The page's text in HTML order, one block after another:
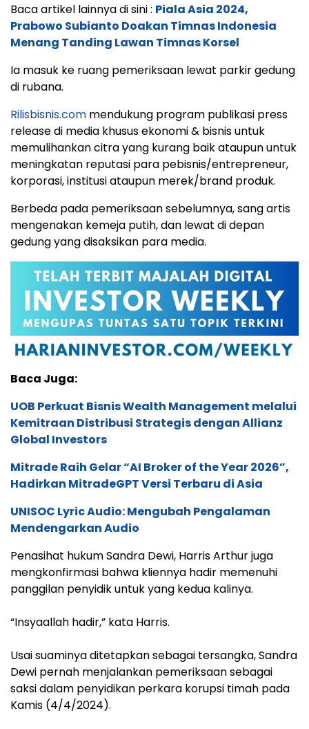
Baca artikel lainnya di sini : Piala Asia 2024,
Prabowo Subianto Doakan Timnas Indonesia
Menang Tanding Lawan Timnas Korsel
Ia masuk ke ruang pemeriksaan lewat parkir gedung
di rubana.
Rilisbisnis.com mendukung program publikasi press
release di media khusus ekonomi & bisnis untuk
memulihankan citra yang kurang baik ataupun untuk
meningkatan reputasi para pebisnis/entrepreneur,
korporasi, institusi ataupun merek/brand produk.
Berbeda pada pemeriksaan sebelumnya, sang artis
mengenakan kemeja putih, dan lewat di depan
gedung yang disaksikan para media.
Baca Juga:
UOB Perkuat Bisnis Wealth Management melalui
Kemitraan Distribusi Strategis dengan Allianz
Global Investors
Mitrade Raih Gelar “AI Broker of the Year 2026”,
Hadirkan MitradeGPT Versi Terbaru di Asia
UNISOC Lyric Audio: Mengubah Pengalaman
Mendengarkan Audio
Penasihat hukum Sandra Dewi, Harris Arthur juga
mengkonfirmasi bahwa kliennya hadir memenuhi
panggilan penyidik untuk yang kedua kalinya.
“Insyaallah hadir,” kata Harris.
Usai suaminya ditetapkan sebagai tersangka, Sandra
Dewi pernah menjalankan pemeriksaan sebagai
saksi dalam penyidikan perkara korupsi timah pada
Kamis (4/4/2024).